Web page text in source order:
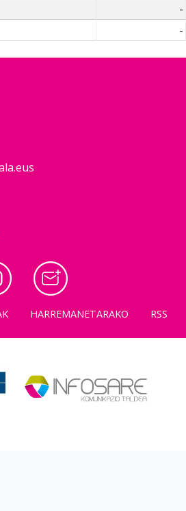
-
-
HARREMANETARAKO RSS